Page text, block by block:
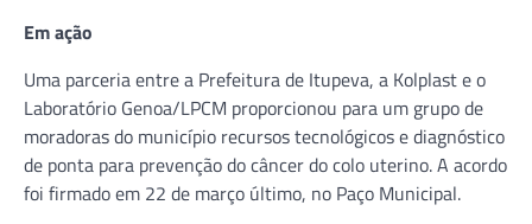
Em ação
Uma parceria entre a Prefeitura de Itupeva, a Kolplast e o
Laboratório Genoa/LPCM proporcionou para um grupo de
moradoras do município recursos tecnológicos e diagnóstico
de ponta para prevenção do câncer do colo uterino. A acordo
foi firmado em 22 de março último, no Paço Municipal.